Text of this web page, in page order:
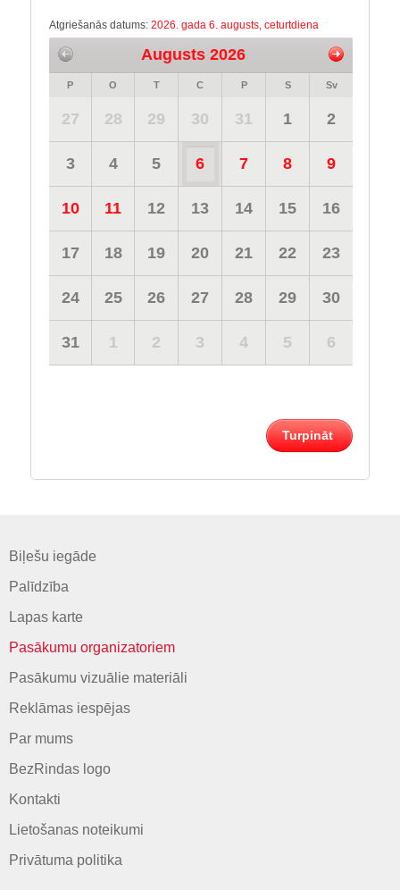
Atgriešanās datums: 2026. gada 6. augusts, ceturtdiena
Augusts 2026
P O T C P S Sv
27 28 29 30 31 1 2
3 4 5 6 7 8 9
10 11 12 13 14 15 16
17 18 19 20 21 22 23
24 25 26 27 28 29 30
31 1 2 3 4 5 6
Turpināt
Biļešu iegāde
Palīdzība
Lapas karte
Pasākumu organizatoriem
Pasākumu vizuālie materiāli
Reklāmas iespējas
Par mums
BezRindas logo
Kontakti
Lietošanas noteikumi
Privātuma politika